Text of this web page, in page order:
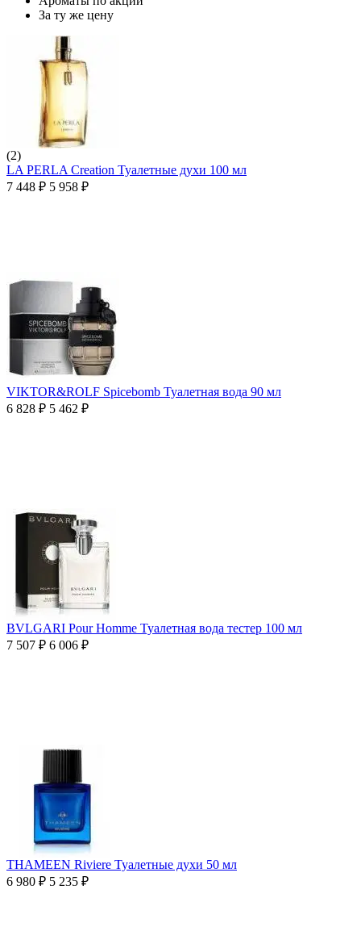
За ту же цену
(2)
LA PERLA Creation Туалетные духи 100 мл
7 448 ₽ 5 958 ₽
VIKTOR&ROLF Spicebomb Туалетная вода 90 мл
6 828 ₽ 5 462 ₽
BVLGARI Pour Homme Туалетная вода тестер 100 мл
7 507 ₽ 6 006 ₽
THAMEEN Riviere Туалетные духи 50 мл
6 980 ₽ 5 235 ₽